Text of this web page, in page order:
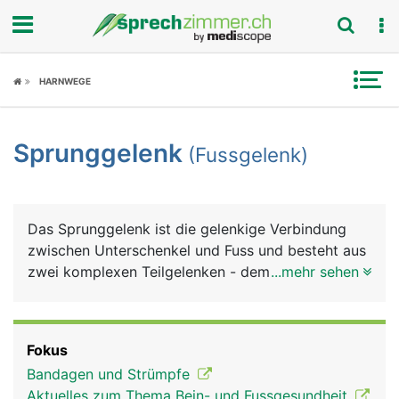
Fokus
Symptome
News
Rubriken
HARNWEGE
Sprunggelenk (Fussgelenk)
Das Sprunggelenk ist die gelenkige Verbindung
zwischen Unterschenkel und Fuss und besteht aus
zwei komplexen Teilgelenken - dem oberen und
gut sicht- und tastbar. Das untere Sprunggelenk
wird von den drei Fusswurzelknochen Sprungbein,
...mehr sehen
Fokus
Bandagen und Strümpfe
Aktuelles zum Thema Bein- und Fussgesundheit